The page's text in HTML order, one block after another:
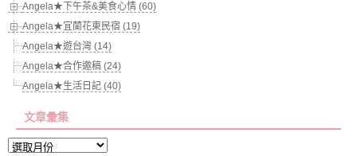
Angela★下午茶&美食心情 (60)
Angela★宜蘭花東民宿 (19)
Angela★遊台灣 (14)
Angela★合作邀稿 (24)
Angela★生活日記 (40)
文章彙集
文